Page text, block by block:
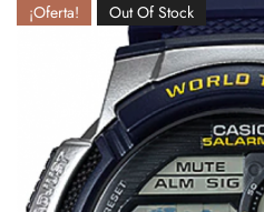
¡Oferta! Out Of Stock